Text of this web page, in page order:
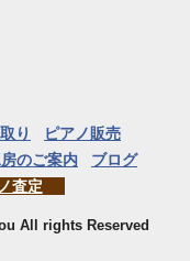
り
ピアノ販売
のご案内
ブログ
査定
All rights Reserved